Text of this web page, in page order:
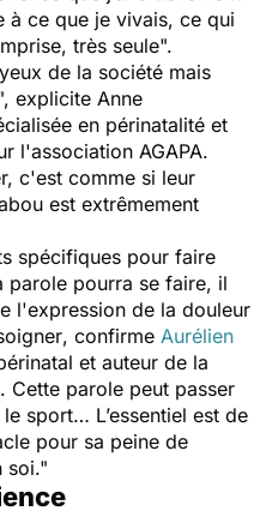
à ce que je vivais, ce qui
très seule".
de la société mais
explicite Anne
en périnatalité et
l'association AGAPA.
c'est comme si leur
est extrêmement
spécifiques pour faire
parole pourra se faire, il
l'expression de la douleur
, confirme Aurélien
et auteur de la
. Cette parole peut passer
sport… L’essentiel est de
pour sa peine de
soi."